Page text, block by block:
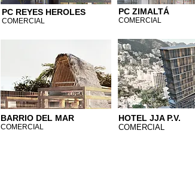
PC REYES HEROLES
COMERCIAL
PC ZIMALTÁ
COMERCIAL
BARRIO DEL MAR
COMERC IAL
HOTEL JJA P.V.
COMERCIAL